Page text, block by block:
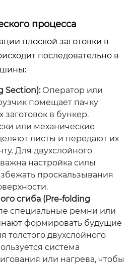
процесса
плоской заготовки в
последовательно в
Section):Оператор или
помещает пачку
заготовок в бункер.
или механические
листы и передают их
Для двухслойного
настройка силы
проскальзывания
сгиба (Pre-folding
специальные ремни или
формировать будущие
толстого двухслойного
система
или нагрева, чтобы